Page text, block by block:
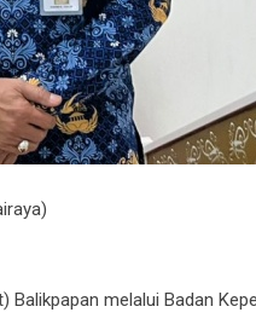
Balikpapan melalui Badan